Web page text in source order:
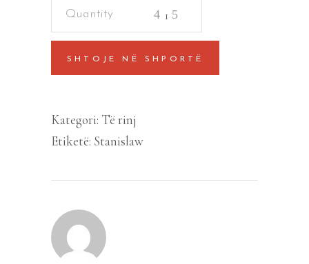
SHTOJE NË SHPORTË
Kategori: Të rinj
Etiketë: Stanislaw